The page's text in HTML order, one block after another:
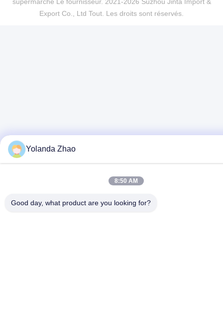
Export Co., Ltd Tout. Les droits sont réservés.
Yolanda Zhao
8:50 AM
Good day, what product are you looking for?